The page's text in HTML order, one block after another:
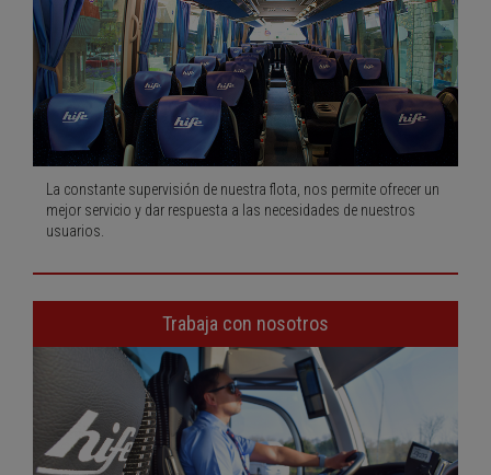
La constante supervisión de nuestra flota, nos permite ofrecer un
mejor servicio y dar respuesta a las necesidades de nuestros
usuarios.
Trabaja con nosotros